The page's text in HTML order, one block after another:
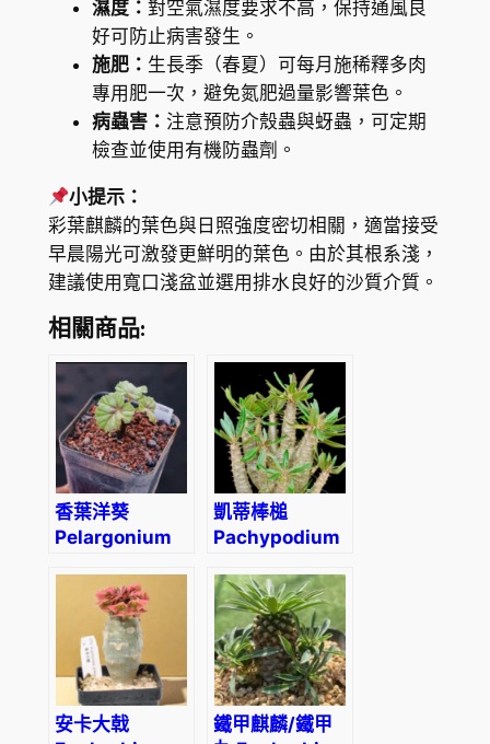
濕度： 對空氣濕度要求不高，保持通風良
好可防止病害發生。
施肥： 生長季（春夏）可每月施稀釋多肉
專用肥一次，避免氮肥過量影響葉色。
病蟲害： 注意預防介殼蟲與蚜蟲，可定期
檢查並使用有機防蟲劑。
小提示：
彩葉麒麟的葉色與日照強度密切相關，適當接受
早晨陽光可激發更鮮明的葉色。由於其根系淺，
建議使用寬口淺盆並選用排水良好的沙質介質。
相關商品:
香葉洋葵
Pelargonium
凱蒂棒槌
Pachypodium
安卡大戟
鐵甲麒麟/鐵甲